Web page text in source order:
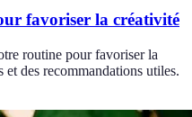
favoriser la créativité
routine pour favoriser la
et des recommandations utiles.